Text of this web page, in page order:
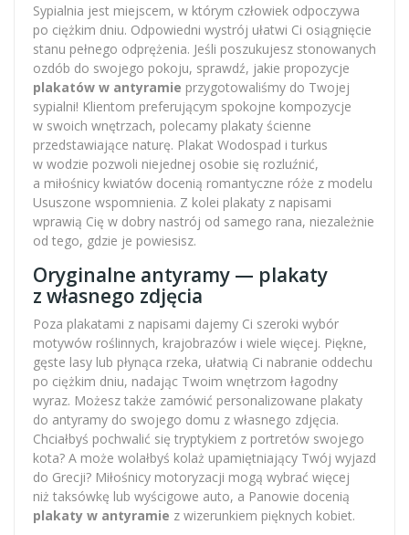
Sypialnia jest miejscem, w którym człowiek odpoczywa
po ciężkim dniu. Odpowiedni wystrój ułatwi Ci osiągnięcie
stanu pełnego odprężenia. Jeśli poszukujesz stonowanych
ozdób do swojego pokoju, sprawdź, jakie propozycje
plakatów w antyramie przygotowaliśmy do Twojej
sypialni! Klientom preferującym spokojne kompozycje
w swoich wnętrzach, polecamy plakaty ścienne
przedstawiające naturę. Plakat Wodospad i turkus
w wodzie pozwoli niejednej osobie się rozluźnić,
a miłośnicy kwiatów docenią romantyczne róże z modelu
Ususzone wspomnienia. Z kolei plakaty z napisami
wprawią Cię w dobry nastrój od samego rana, niezależnie
od tego, gdzie je powiesisz.
Oryginalne antyramy — plakaty
z własnego zdjęcia
Poza plakatami z napisami dajemy Ci szeroki wybór
motywów roślinnych, krajobrazów i wiele więcej. Piękne,
gęste lasy lub płynąca rzeka, ułatwią Ci nabranie oddechu
po ciężkim dniu, nadając Twoim wnętrzom łagodny
wyraz. Możesz także zamówić personalizowane plakaty
do antyramy do swojego domu z własnego zdjęcia.
Chciałbyś pochwalić się tryptykiem z portretów swojego
kota? A może wolałbyś kolaż upamiętniający Twój wyjazd
do Grecji? Miłośnicy motoryzacji mogą wybrać więcej
niż taksówkę lub wyścigowe auto, a Panowie docenią
plakaty w antyramie z wizerunkiem pięknych kobiet.